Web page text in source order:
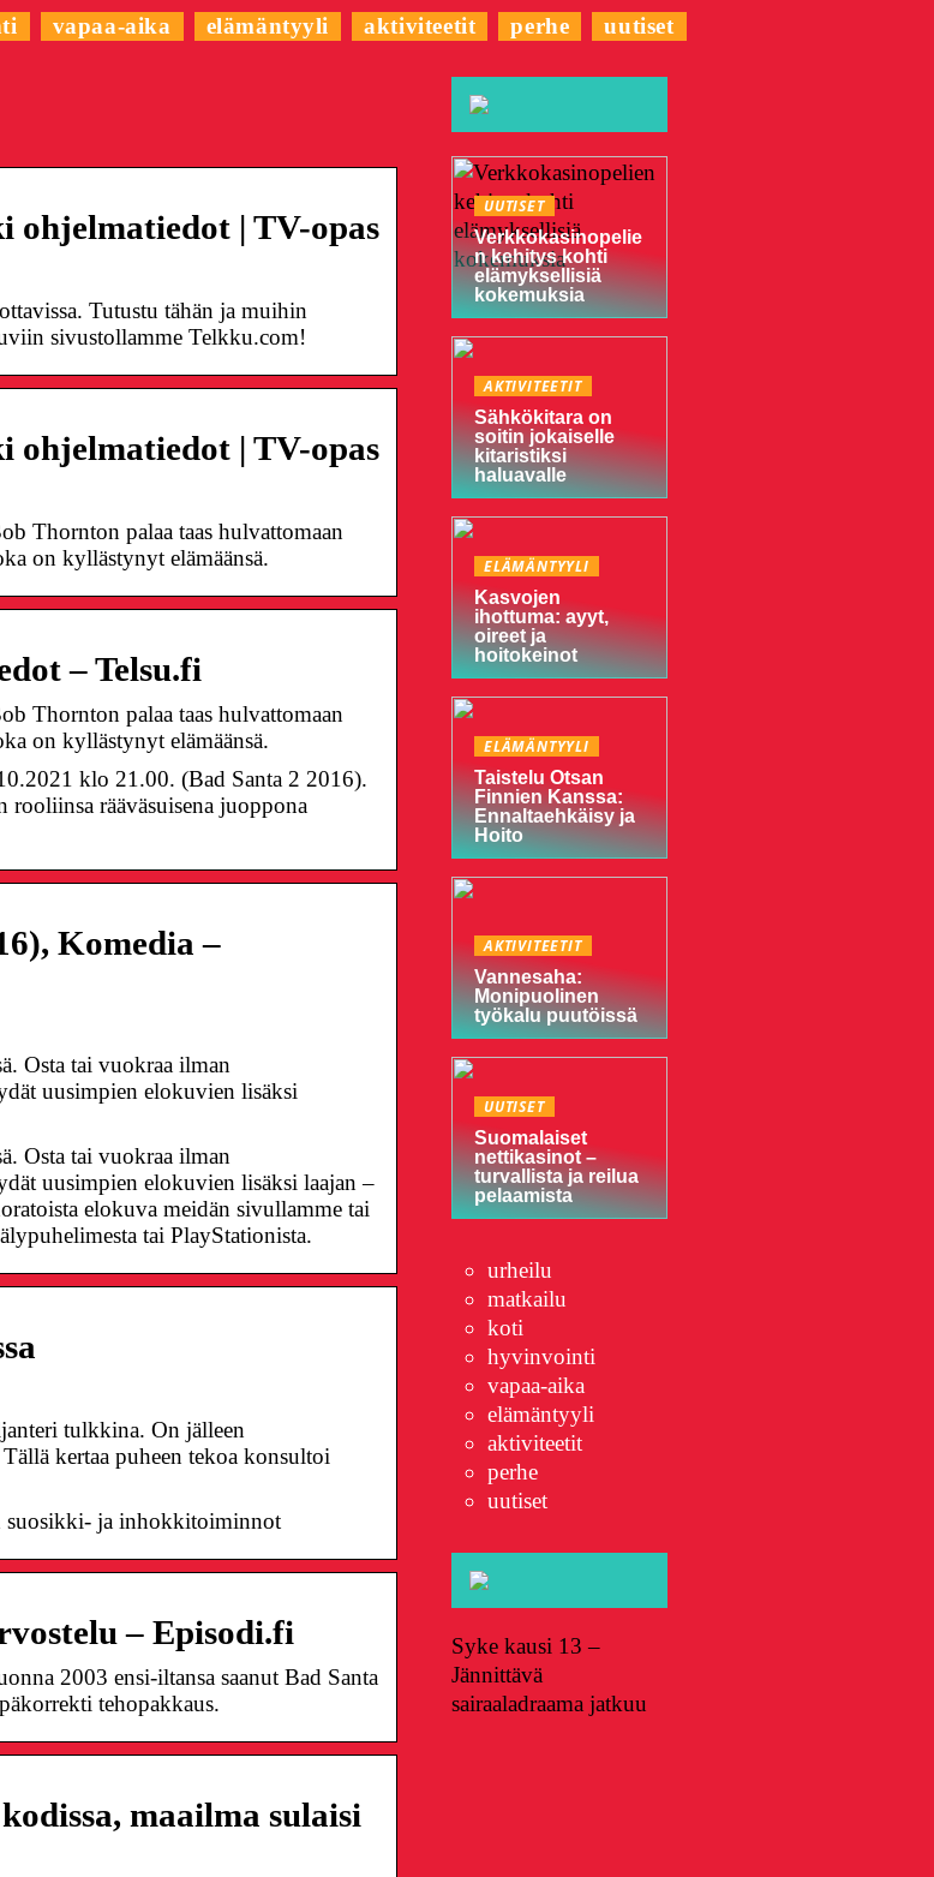
vapaa-aika elämäntyyli aktiviteetit perhe uutiset
ohjelmatiedot | TV-opas
Tutustu tähän ja muihin
sivustollamme Telkku.com!
ohjelmatiedot | TV-opas
Thornton palaa taas hulvattomaan
on kyllästynyt elämäänsä.
– Telsu.fi
Thornton palaa taas hulvattomaan
on kyllästynyt elämäänsä.
klo 21.00. (Bad Santa 2 2016).
rääväsuisena juoppona
Komedia –
Osta tai vuokraa ilman
uusimpien elokuvien lisäksi
Osta tai vuokraa ilman
uusimpien elokuvien lisäksi laajan –
elokuva meidän sivullamme tai
tai PlayStationista.
tulkkina. On jälleen
kertaa puheen tekoa konsultoi
suosikki- ja inhokkitoiminnot
– Episodi.fi
2003 ensi-iltansa saanut Bad Santa
tehopakkaus.
maailma sulaisi
UUTISET
Verkkokasinopelie
n kehitys kohti
elämyksellisiä
kokemuksia
AKTIVITEETIT
Sähkökitara on
soitin jokaiselle
kitaristiksi
haluavalle
ELÄMÄNTYYLI
Kasvojen
ihottuma: ayyt,
oireet ja
hoitokeinot
ELÄMÄNTYYLI
Taistelu Otsan
Finnien Kanssa:
Ennaltaehkäisy ja
Hoito
AKTIVITEETIT
Vannesaha:
Monipuolinen
työkalu puutöissä
UUTISET
Suomalaiset
nettikasinot –
turvallista ja reilua
pelaamista
urheilu
matkailu
koti
hyvinvointi
vapaa-aika
elämäntyyli
aktiviteetit
perhe
uutiset
Syke kausi 13 –
Jännittävä
sairaaladraama jatkuu